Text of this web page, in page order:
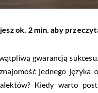
ok. 2 min. aby
gwarancją
jednego
Kiedy warto